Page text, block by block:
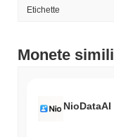
Etichette
Monete simili
NioDataAI